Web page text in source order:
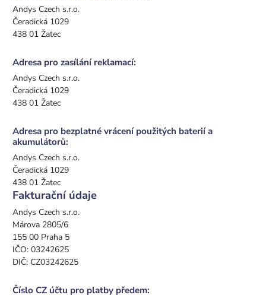
Andys Czech s.r.o.
Čeradická 1029
438 01 Žatec
Adresa pro zasílání reklamací:
Andys Czech s.r.o.
Čeradická 1029
438 01 Žatec
Adresa pro bezplatné vrácení použitých baterií a
akumulátorů:
Andys Czech s.r.o.
Čeradická 1029
438 01 Žatec
Fakturační údaje
Andys Czech s.r.o.
Márova 2805/6
155 00 Praha 5
IČO: 03242625
DIČ: CZ03242625
Číslo CZ účtu pro platby předem: